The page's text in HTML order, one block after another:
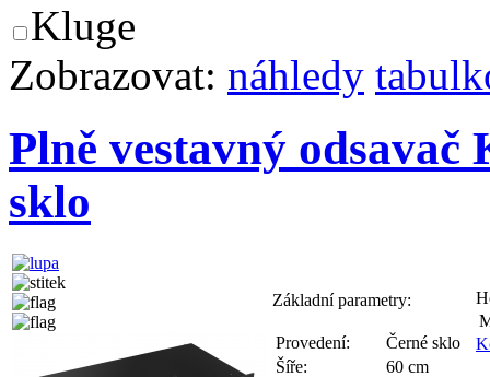
Kluge
Zobrazovat: náhledy
Plně vestavný
sklo
Základní parametry:
Provedení:
Černé sklo
Šíře:
60 cm